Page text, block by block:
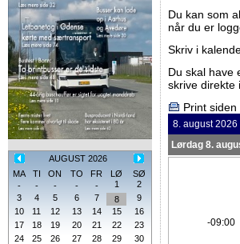
AUGUST 2026
MA
TI ON TO FR LØ
SØ
-
- - - - 1
2
3
4 5 6 7 8
9
10
11 12 13 14 15
16
17
18 19 20 21 22
23
24
25 26 27 28 29
30
Du kan som
når du er
Skriv i
Du skal have
skrive direkte
Print siden
8. august
Lørdag 8.
-09:00